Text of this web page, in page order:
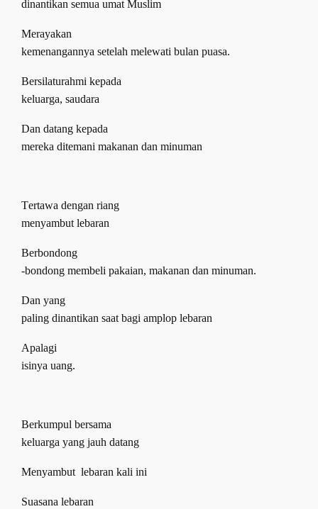
dinantikan semua umat Muslim
Merayakan
kemenangannya setelahmelewati bulan puasa.
Bersilaturahmi kepada
keluarga, saudara
Dan datang kepada
mereka ditemani makanan dan minuman
Tertawa dengan riang
menyambut lebaran
Berbondong
-bondong membeli pakaian, makanan dan minuman.
Dan yang
paling dinantikan saat bagi amplop lebaran
Apalagi
isinya uang.
Berkumpul bersama
keluarga yang jauh datang
Menyambut lebaran kali ini
Suasana lebaran